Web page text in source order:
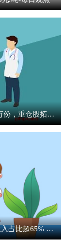
5月29日科创成长ETF南方基金份额增加200万份，重仓股拓荆科技、源杰科技、寒武纪-今日快看
玉健健康IPO：第一大客户竟是海外贸易商收入占比超65% 大客户集中并非行业惯例